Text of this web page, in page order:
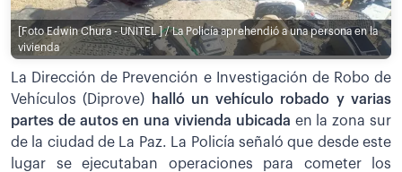
[Foto Edwin Chura - UNITEL ] / La Policía aprehendió a una persona en la
vivienda
La Dirección de Prevención e Investigación de Robo de
Vehículos (Diprove) halló un vehículo robado y varias
partes de autos en una vivienda ubicada en la zona sur
de la ciudad de La Paz. La Policía señaló que desde este
lugar se ejecutaban operaciones para cometer los